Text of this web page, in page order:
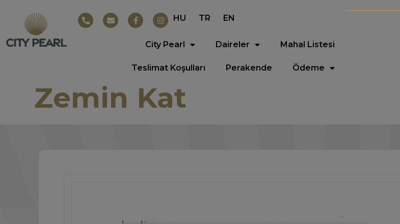
HU TR EN
City Pearl Daireler Mahal Listesi
Teslimat Koşulları Perakende Ödeme
Zemin Kat